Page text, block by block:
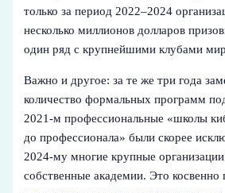
только за период 2022–2024
несколько миллионов долларов
один ряд с крупнейшими клубами
Важно и другое: за те же три года
количество формальных программ
2021‑м профессиональные «школы
до профессионала» были скорее
2024‑му многие крупные
собственные академии. Это косвенно